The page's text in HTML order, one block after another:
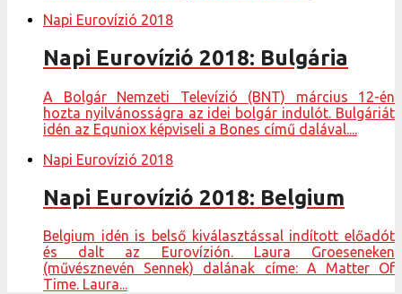
Napi Eurovízió 2018
Napi Eurovízió 2018: Bulgária
A Bolgár Nemzeti Televízió (BNT) március 12-én
hozta nyilvánosságra az idei bolgár indulót. Bulgáriát
idén az Equniox képviseli a Bones című dalával....
Napi Eurovízió 2018
Napi Eurovízió 2018: Belgium
Belgium idén is belső kiválasztással indított előadót
és dalt az Eurovízión. Laura Groeseneken
(művésznevén Sennek) dalának címe: A Matter Of
Time. Laura...